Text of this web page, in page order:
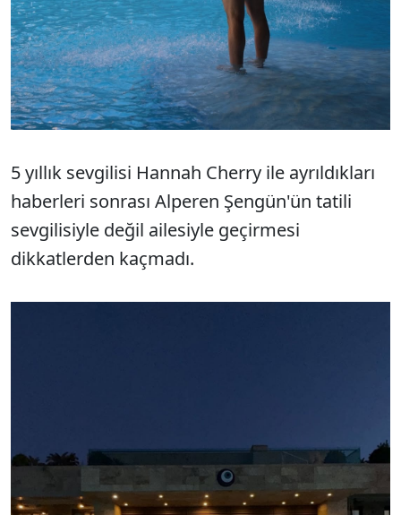
5 yıllık sevgilisi Hannah Cherry ile ayrıldıkları
haberleri sonrası Alperen Şengün'ün tatili
sevgilisiyle değil ailesiyle geçirmesi
dikkatlerden kaçmadı.